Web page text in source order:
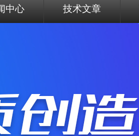
中心 技术文章